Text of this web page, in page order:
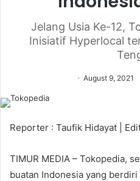
Jelang Usia Ke-12,
Inisiatif Hyperlocal
August 9, 2021
Reporter : Taufik Hidayat |
TIMUR MEDIA – Tokopedia,
buatan Indonesia yang